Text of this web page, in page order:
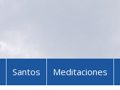
Skip to content
Santos Meditaciones